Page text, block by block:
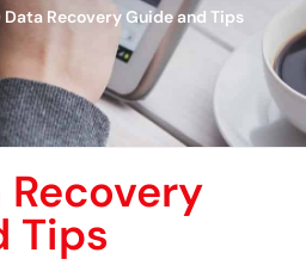
Data Recovery Guide and Tips
Recovery
Tips